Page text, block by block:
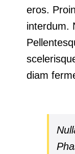
eros.
interdum.
diam